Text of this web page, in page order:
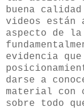
buena
videos están
aspecto de
evidencia
darse a
material con
sobre todo